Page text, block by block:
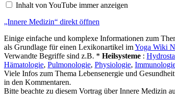
anzeigen
Inhalt von YouTube immer anzeigen
„Innere Medizin“ direkt öffnen
Einige einfache und komplexe Informationen zum
als Grundlage für einen Lexikonartikel imYoga Wiki
Verwandte Begriffe sind z.B. * Heilsysteme :
Hämatologie, Pulmonologie, Physiologie,
Viele Infos zum Thema Lebensenergie und
in den Kommentaren.
Bitte beachte zu diesem Vortrag über Innere Medizin